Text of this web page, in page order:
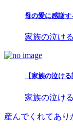
母の愛に感謝す
家族の泣け
【家族の泣け
家族の泣け
産んでくれてあり